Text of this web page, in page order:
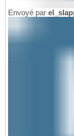
Envoyé par